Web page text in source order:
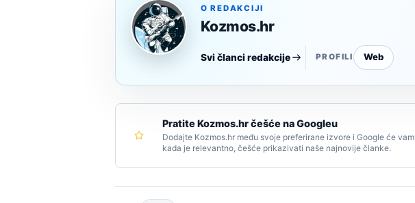
O REDAKCIJI
Kozmos.hr
Svi članci redakcije PROFILI Web
Pratite Kozmos.hr češće na Googleu
Dodajte Kozmos.hr među svoje preferirane izvore i Google će vam,
kada je relevantno, češće prikazivati naše najnovije članke.